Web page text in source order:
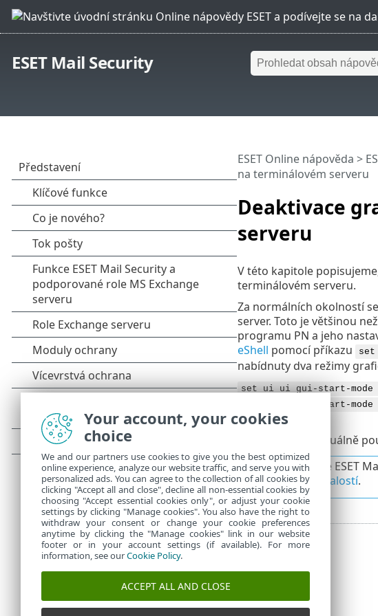
ESET Mail Security
Deaktivace
serveru
ESET Online nápověda >
na terminálovém serveru
V této kapitole
terminálovém serveru.
Za normálních okolností
server. Toto je většinou
programu PN a jeho
eShell pomocí příkazu set
nabídnuty dva režimy
set ui ui gui-start-
set ui ui gui-start-mode
Pro zobrazení aktuálně
Pokud máte ESET
Databázi znalostí.
Your account, your cookies
choice
We and our partners use cookies to give you the best optimized
online experience, analyze our website traffic, and serve you with
personalized ads. You can agree to the collection of all cookies by
clicking "Accept all and close", decline all non-essential cookies by
choosing "Accept essential cookies only", or adjust your cookie
settings by clicking "Manage cookies". You also have the right to
withdraw your consent or change your cookie preferences
anytime by clicking the "Manage cookies" link in our website
footer or in your account settings (if available). For more
information, see ourCookie Policy.
ACCEPT ALL AND CLOSE